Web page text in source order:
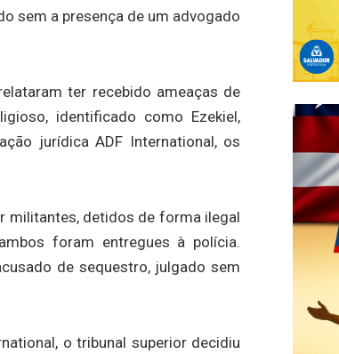
sem a presença de um advogado
ter recebido ameaças de
identificado como Ezekiel,
jurídica ADF International, os
militantes, detidos de forma ilegal
foram entregues à polícia.
de sequestro, julgado sem
o tribunal superior decidiu